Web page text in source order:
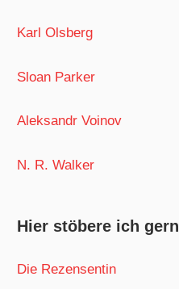
Karl Olsberg
Sloan Parker
Aleksandr Voinov
N. R. Walker
Hier stöbere ich gern
Die Rezensentin